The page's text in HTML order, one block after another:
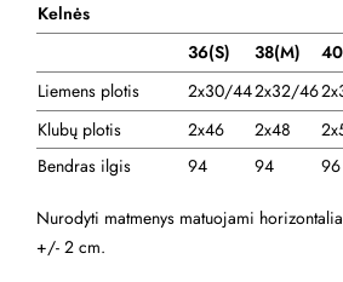
Kelnės
36(S)
38(M)
Liemens plotis
2x30/442x32/46
Klubų plotis
2x46 2x48
Bendras ilgis
94 94 96
Nurodyti matmenys matuojami
+/- 2 cm.